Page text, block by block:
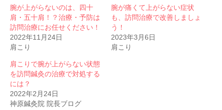
腕が上がらないのは、四十
肩・五十肩！？治療・予防は
訪問治療にお任せください！
2022年11月24日
肩こり
腕が痛くて上がらない症状
も、訪問治療で改善しましょ
う！
2023年3月6日
肩こり
肩こりで腕が上がらない状態
を訪問鍼灸の治療で対処する
には？
2022年2月24日
神原鍼灸院 院長ブログ